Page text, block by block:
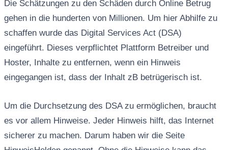
Die Schätzungen zu den Schäden durch Online Betrug
gehen in die hunderten von Millionen. Um hier Abhilfe zu
schaffen wurde das Digital Services Act (DSA)
eingeführt. Dieses verpflichtet Plattform Betreiber und
Hoster, Inhalte zu entfernen, wenn ein Hinweis
eingegangen ist, dass der Inhalt zB betrügerisch ist.
Um die Durchsetzung des DSA zu ermöglichen, braucht
es vor allem Hinweise. Jeder Hinweis hilft, das Internet
sicherer zu machen. Darum haben wir die Seite